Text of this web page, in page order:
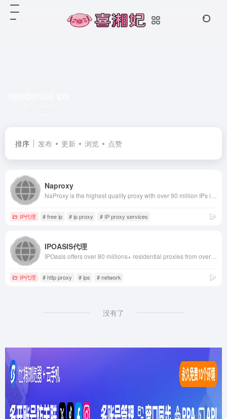
排序 发布 更新 浏览 点赞
Naproxy
IP代理 # free ip # ip proxy # IP proxy services
IPOASIS代理
IP代理 # http proxy # ips # network
没有了